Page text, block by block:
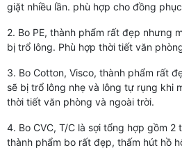
giặt nhiều lần. phù hợp cho đồng
2. Bo PE, thành phẩm rất đẹp nhưng
bị trổ lông. Phù hợp thời tiết văn
3. Bo Cotton, Visco, thành phẩm rất
sẽ bị trổ lông nhẹ và lông tự rụng khi
thời tiết văn phòng và ngoài trời.
4. Bo CVC, T/C là sợi tổng hợp gồm 2
thành phẩm bo rất đẹp, thấm hút hồ